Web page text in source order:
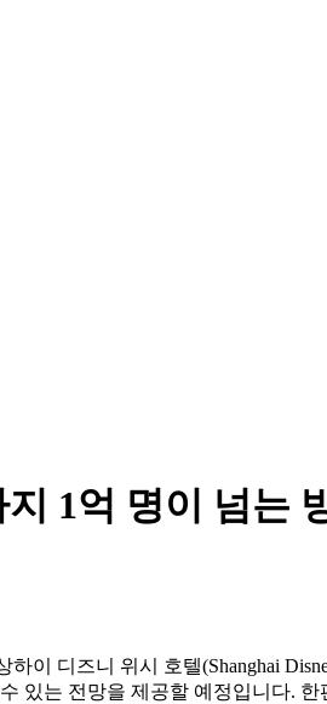
1억 명이 넘는
이 디즈니 위시 호텔(Shanghai
있는 전망을 제공할 예정입니다.